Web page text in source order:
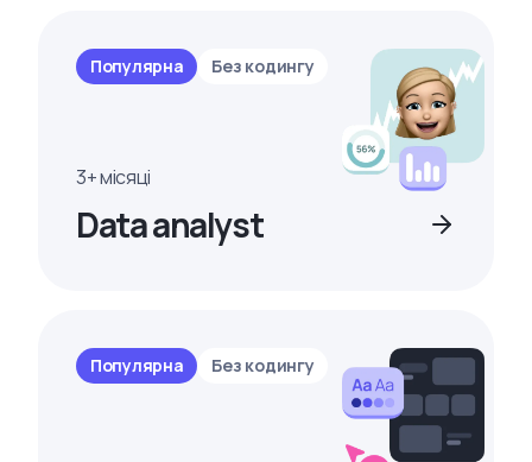
Популярна Без кодингу
3+ місяці
Data analyst
Популярна Без кодингу